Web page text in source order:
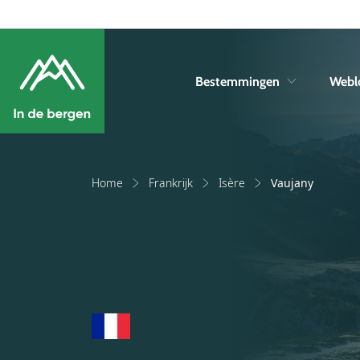
Bestemmingen
Home Frankrijk Isère Vaujany